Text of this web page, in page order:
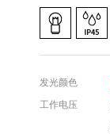
发光颜色
工作电压